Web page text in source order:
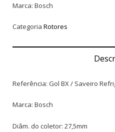
Marca: Bosch
Categoria Rotores
Referência: Gol BX / Saveiro
Marca: Bosch
Diâm. do coletor: 27,5mm